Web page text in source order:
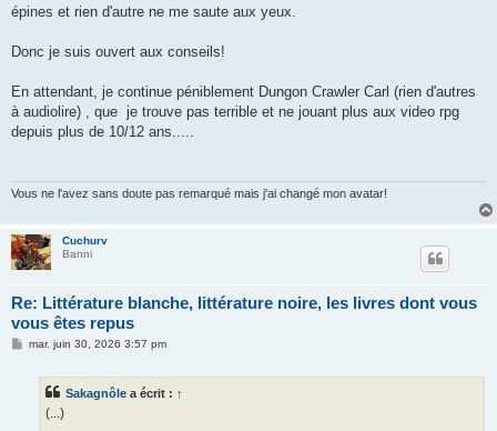
épines et rien d'autre ne me saute aux yeux.
Donc je suis ouvert aux conseils!
En attendant, je continue péniblement Dungon Crawler Carl (rien d'autres
à audiolire) , que je trouve pas terrible et ne jouant plus aux video rpg
depuis plus de 10/12 ans.....
Vous ne l'avez sans doute pas remarqué mais j'ai changé mon avatar!
Cuchurv
Banni
Re: Littérature blanche, littérature noire, les livres dont vous
vous êtes repus
Mmar. juin 30, 2026 3:57 pm
Sakagnôle a écrit : ↑
(...)